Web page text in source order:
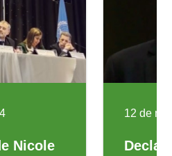
Nicole
12 de